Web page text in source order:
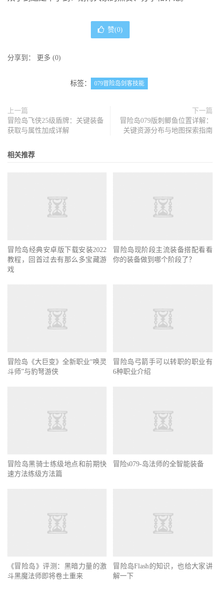
赞(0)
分享到： 更多 (0)
标签： 079冒险岛剑客技能
上一篇
冒险岛飞侠25级盾牌：关键装备
获取与属性加成详解
下一篇
冒险岛079版刺鲫鱼位置详解：
关键资源分布与地图探索指南
相关推荐
冒险岛经典安卓版下载安装2022
教程，回首过去有那么多宝藏游
戏
冒险岛现阶段主流装备搭配看看
你的装备做到哪个阶段了？
斗师”与豹弩游侠
冒险岛弓箭手可以转职的职业有
6种职业介绍
冒险岛黑骑士练级地点和前期快
速方法练级方法篇
冒险s079-岛法师的全智能装备
《冒险岛》评测：黑暗力量的激
斗黑魔法师即将卷土重来
冒险岛Flash的知识，也给大家讲
解一下